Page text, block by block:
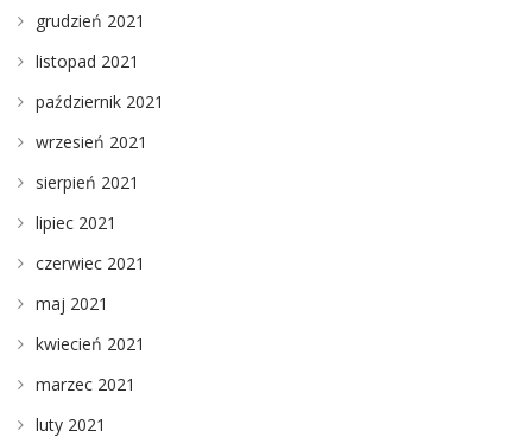
grudzień 2021
listopad 2021
październik 2021
wrzesień 2021
sierpień 2021
lipiec 2021
czerwiec 2021
maj 2021
kwiecień 2021
marzec 2021
luty 2021